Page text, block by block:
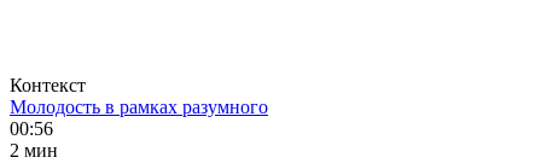
Контекст
Молодость в рамках разумного
00:56
2 мин